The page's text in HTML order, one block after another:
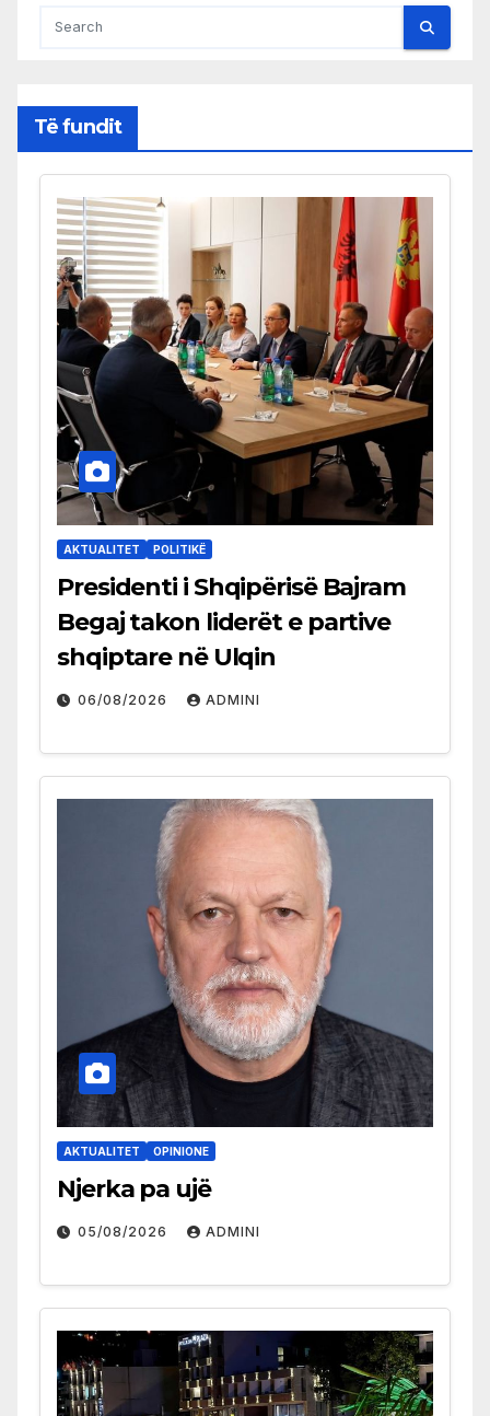
Të fundit
AKTUALITET POLITIKË
Presidenti i Shqipërisë Bajram
Begaj takon liderët e partive
shqiptare në Ulqin
06/08/2026 ADMINI
AKTUALITET OPINIONE
Njerka pa ujë
05/08/2026 ADMINI